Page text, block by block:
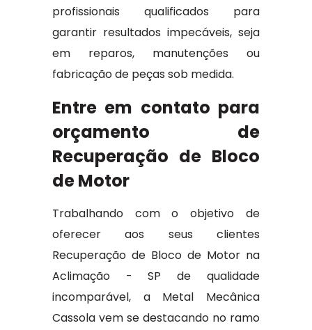
profissionais qualificados para
garantir resultados impecáveis, seja
em reparos, manutenções ou
fabricação de peças sob medida.
Entre em contato para
orçamento de
Recuperação de Bloco
de Motor
Trabalhando com o objetivo de
oferecer aos seus clientes
Recuperação de Bloco de Motor na
Aclimação - SP de qualidade
incomparável, a Metal Mecânica
Cassola vem se destacando no ramo